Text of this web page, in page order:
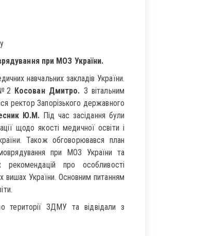
при МОЗ України.
навчальних закладів України.
№2 Косован Дмитро. З вітальним
ректор Запорізького державного
Ю.М. Під час засідання були
щодо якості медичної освіти і
Також обговорювався план
при МОЗ України та
про особливості
вишах України. Основним питанням
території ЗДМУ та відвідали з